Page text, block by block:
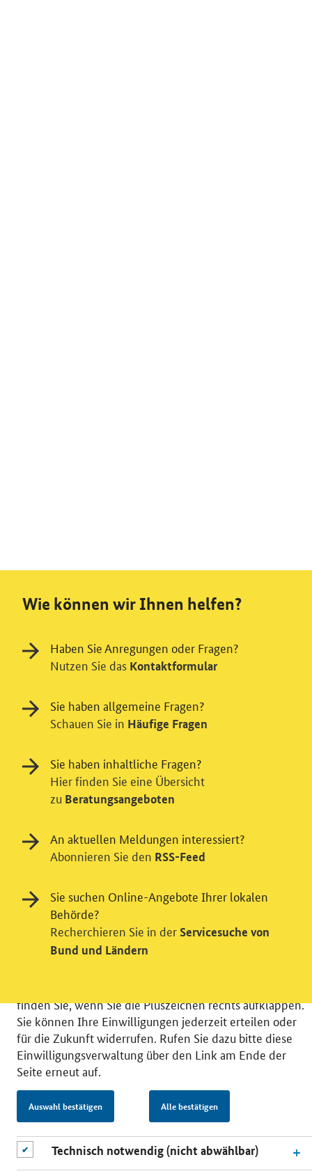
© 2026 Bundesministerium für Wirtschaft und Energie
RSS
Benutzerhinweise
Inhaltsverzeichnis
Impressum
Barrierefreiheit
Datenschutz
Einwilligungsverwaltung
Einwilligung in Tracking und / oder
Videodienst
Wir bitten Sie an dieser Stelle um Ihre Einwilligung für
verschiedene Zusatzdienste unserer Webseite: Wir
möchten die Nutzeraktivität mit Hilfe
datenschutzfreundlicher Statistiken verstehen, um
unsere Öffentlichkeitsarbeit zu verbessern. Zusätzlich
finden Sie, wenn Sie die Pluszeichen rechts aufklappen.
Sie können Ihre Einwilligungen jederzeit erteilen oder
für die Zukunft widerrufen. Rufen Sie dazu bitte diese
Einwilligungsverwaltung über den Link am Ende der
Seite erneut auf.
Auswahl bestätigen Alle bestätigen
Technisch notwendig (nicht abwählbar)
Wie können wir Ihnen helfen?
Haben Sie Anregungen oder Fragen?
Nutzen Sie das Kontaktformular
Sie haben allgemeine Fragen?
Schauen Sie in Häufige Fragen
Sie haben inhaltliche Fragen?
Hier finden Sie eine Übersicht
zu Beratungsangeboten
An aktuellen Meldungen interessiert?
Abonnieren Sie den RSS-Feed
Sie suchen Online-Angebote Ihrer lokalen
Behörde?
Recherchieren Sie in der Servicesuche von
Bund und Ländern